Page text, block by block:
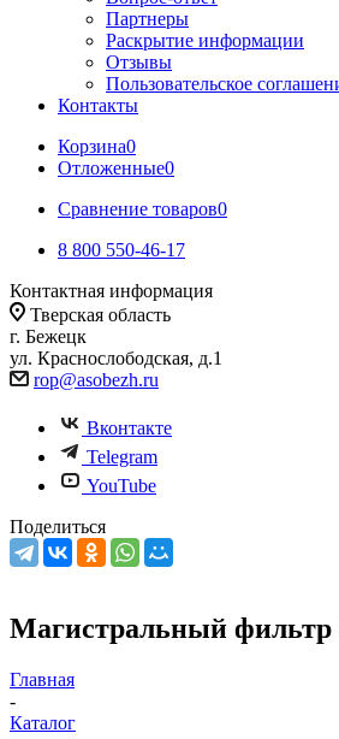
Партнеры
Раскрытие информации
Отзывы
Пользовательское
Контакты
Корзина0
Отложенные0
Сравнение товаров0
8 800 550-46-17
Контактная информация
Тверская область
г. Бежецк
ул. Краснослободская, д.1
rop@asobezh.ru
Вконтакте
Telegram
YouTube
Поделиться
Магистральный
Главная
-
Каталог